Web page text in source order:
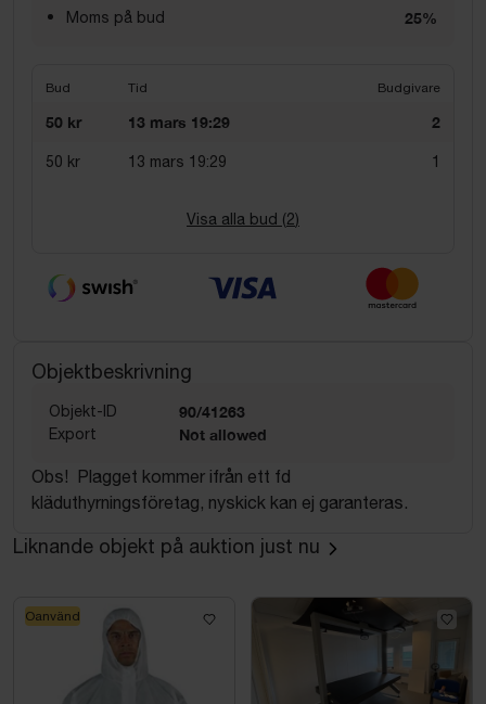
Moms på bud 25%
Bud Tid Budgivare
50 kr 13 mars 19:29 2
50 kr 13 mars 19:29 1
Visa alla bud (2)
Objektbeskrivning
Objekt-ID 90/41263
Export Not allowed
Obs! Plagget kommer ifrån ett fd
kläduthyrningsföretag, nyskick kan ej garanteras.
Liknande objekt på auktion just nu
Oanvänd